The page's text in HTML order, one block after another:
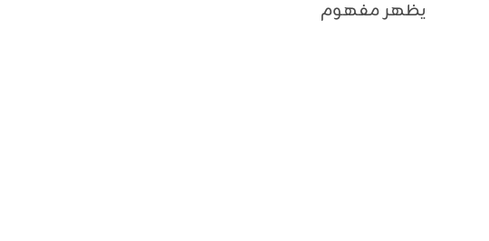
يظهر مفهوم